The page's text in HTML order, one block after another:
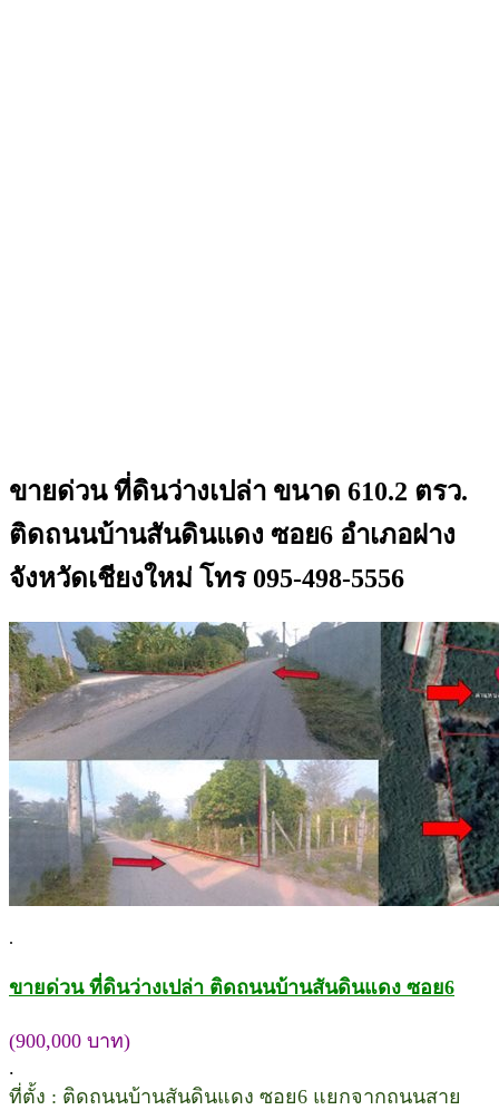
ขายด่วน ที่ดินว่างเปล่า ขนาด 610.2 ตรว.
ติดถนนบ้านสันดินแดง ซอย6 อำเภอฝาง
จังหวัดเชียงใหม่ โทร 095-498-5556
.
ขายด่วน ที่ดินว่างเปล่า ติดถนนบ้านสันดินแดง ซอย6
(900,000 บาท)
.
ที่ตั้ง : ติดถนนบ้านสันดินแดง ซอย6 แยกจากถนนสาย